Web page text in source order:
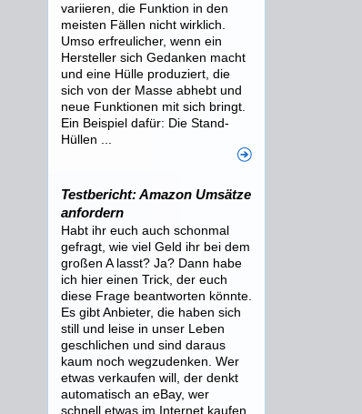
variieren, die Funktion in den
meisten Fällen nicht wirklich.
Umso erfreulicher, wenn ein
Hersteller sich Gedanken macht
und eine Hülle produziert, die
sich von der Masse abhebt und
neue Funktionen mit sich bringt.
Ein Beispiel dafür: Die Stand-
Hüllen ...
Testbericht: Amazon Umsätze
anfordern
Habt ihr euch auch schonmal
gefragt, wie viel Geld ihr bei dem
großen A lasst? Ja? Dann habe
ich hier einen Trick, der euch
diese Frage beantworten könnte.
Es gibt Anbieter, die haben sich
still und leise in unser Leben
geschlichen und sind daraus
kaum noch wegzudenken. Wer
etwas verkaufen will, der denkt
automatisch an eBay, wer
schnell etwas im Internet kaufen